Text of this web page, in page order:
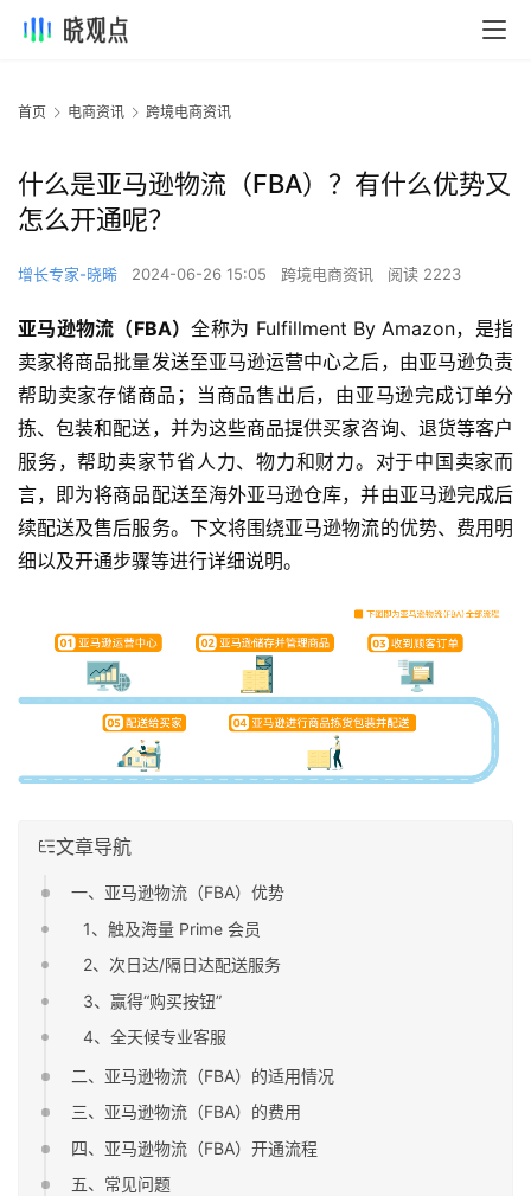
首页 电商资讯 跨境电商资讯
什么是亚马逊物流（FBA）？有什么优势又
怎么开通呢？
增长专家-晓晞 2024-06-26 15:05 跨境电商资讯 阅读 2223
亚马逊物流（FBA）全称为 Fulfillment By Amazon，是指
卖家将商品批量发送至亚马逊运营中心之后，由亚马逊负责
帮助卖家存储商品；当商品售出后，由亚马逊完成订单分
拣、包装和配送，并为这些商品提供买家咨询、退货等客户
服务，帮助卖家节省人力、物力和财力。对于中国卖家而
言，即为将商品配送至海外亚马逊仓库，并由亚马逊完成后
续配送及售后服务。下文将围绕亚马逊物流的优势、费用明
细以及开通步骤等进行详细说明。
文章导航
一、亚马逊物流（FBA）优势
1、触及海量 Prime 会员
2、次日达/隔日达配送服务
3、赢得“购买按钮”
4、全天候专业客服
二、亚马逊物流（FBA）的适用情况
三、亚马逊物流（FBA）的费用
四、亚马逊物流（FBA）开通流程
五、常见问题